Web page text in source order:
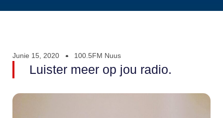
Junie 15, 2020 100.5FM Nuus
Luister meer op jou radio.